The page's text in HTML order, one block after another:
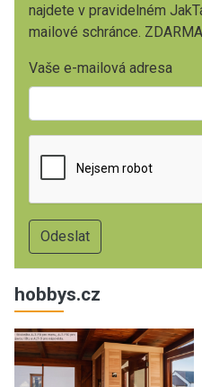
najdete v pravidelném
mailové schránce. ZDARMA.
Vaše e-mailová adresa
hobbys.cz